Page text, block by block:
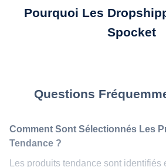
Pourquoi Les
Spocket
Questions
Comment Sont Sélectionnés Les
Tendance ?
Les produits tendance sont identifiés